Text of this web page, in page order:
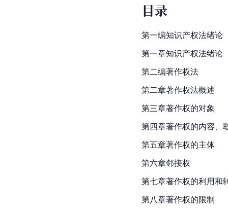
目录
第一编知识产权法绪论
第一章知识产权法绪论
第二编著作权法
第二章著作权法概述
第三章著作权的对象
第四章著作权的内容、
第五章著作权的主体
第六章邻接权
第七章著作权的利用和
第八章著作权的限制